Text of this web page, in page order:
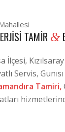
TAMIR &
İlçesi,
Servis,
Tamiri,